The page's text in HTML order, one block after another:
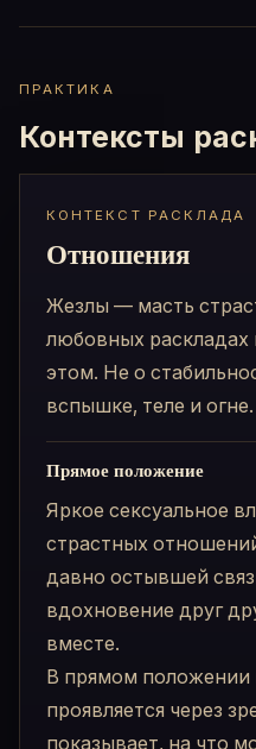
ПРАКТИКА
Контексты
КОНТЕКСТ РАСКЛАДА
Отношения
Жезлы — масть
любовных раскладах
этом. Не о
вспышке, теле и огне.
Прямое положение
Яркое сексуальное
страстных
давно остывшей
вдохновение друг
вместе.
В прямом положении
проявляется через
показывает, на что